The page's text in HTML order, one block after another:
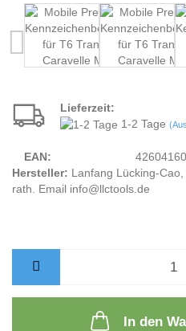
Lieferzeit:
1-2 Tage
EAN:
Hersteller: Lanfang Lücking-
rath. Email info@llctools.de
In den